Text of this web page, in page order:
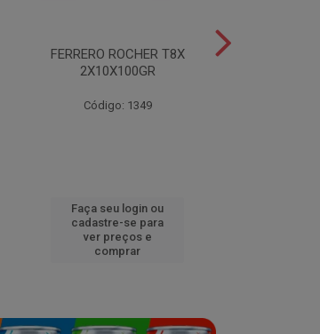
FERRERO ROCHER T8X
2X10X100GR
Código: 1349
Faça seu login ou
cadastre-se para
ver preços e
comprar